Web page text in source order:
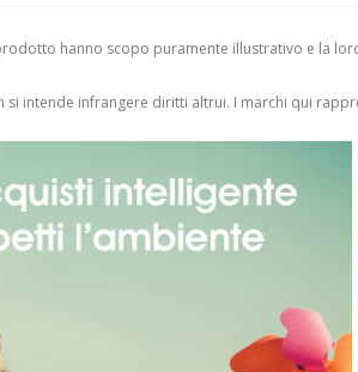
hanno scopo puramente illustrativo e la
si intende infrangere diritti altrui. I marchi qui